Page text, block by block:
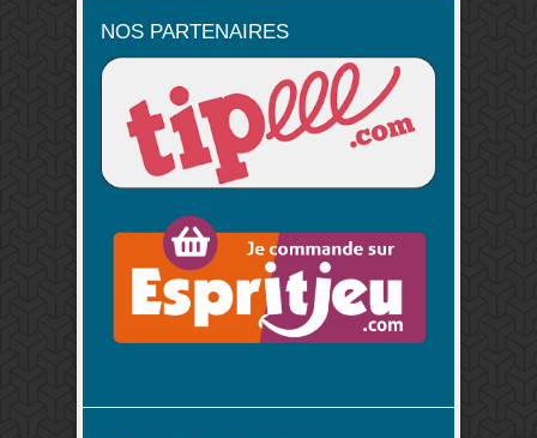
NOS PARTENAIRES